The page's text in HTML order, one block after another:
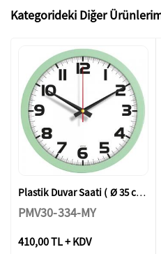
Kategorideki Diğer
Plastik Duvar Saati ( Ø 35 cm )
PMV30-334-MY
410,00 TL + KDV